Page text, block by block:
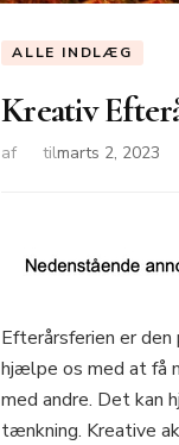
ALLE INDLÆG
Kreativ
af tilmarts 2, 2023
Efterårsferien er
hjælpe os med at få
med andre. Det kan
tænkning. Kreative